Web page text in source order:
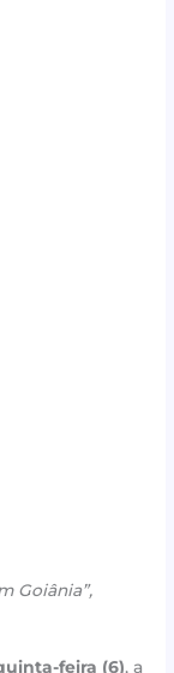
Goiânia”,
feira (6), a